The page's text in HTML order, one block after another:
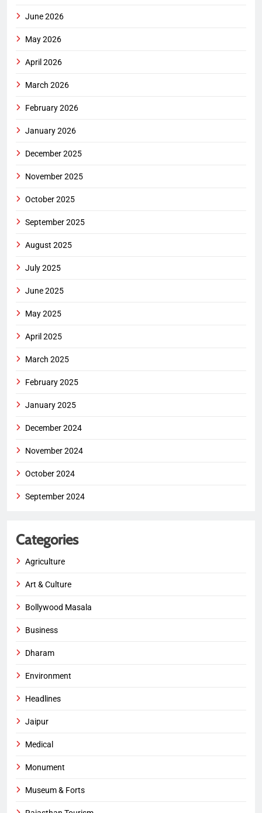
June 2026
May 2026
April 2026
March 2026
February 2026
January 2026
December 2025
November 2025
October 2025
September 2025
August 2025
July 2025
June 2025
May 2025
April 2025
March 2025
February 2025
January 2025
December 2024
November 2024
October 2024
September 2024
Categories
Agriculture
Art & Culture
Bollywood Masala
Business
Dharam
Environment
Headlines
Jaipur
Medical
Monument
Museum & Forts